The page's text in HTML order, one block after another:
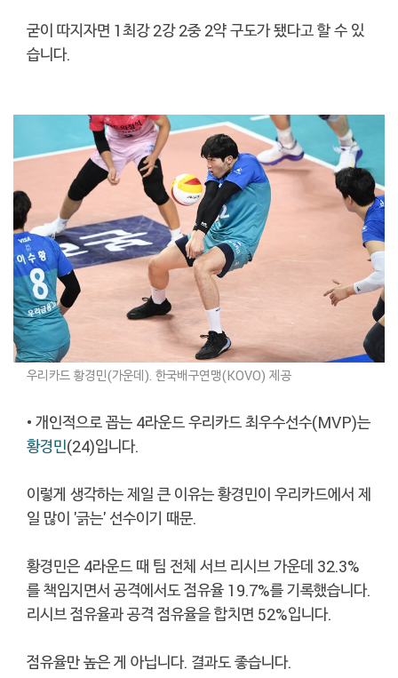
굳이 따지자면 1최강 2강 2중 2약 구도가 됐다고 할 수 있
습니다.
우리카드 황경민(가운데). 한국배구연맹(KOVO) 제공
• 개인적으로 꼽는 4라운드 우리카드 최우수선수(MVP)는
황경민(24)입니다.
이렇게 생각하는 제일 큰 이유는 황경민이 우리카드에서 제
일 많이 '긁는' 선수이기 때문.
황경민은 4라운드 때 팀 전체 서브 리시브 가운데 32.3%
를 책임지면서 공격에서도 점유율 19.7%를 기록했습니다.
리시브 점유율과 공격 점유율을 합치면 52%입니다.
점유율만 높은 게 아닙니다. 결과도 좋습니다.